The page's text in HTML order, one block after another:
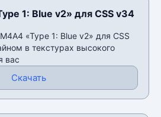
1: Blue v2» для CSS v34
«Type 1: Blue v2» для CSS
в текстурах высокого
вас
Скачать